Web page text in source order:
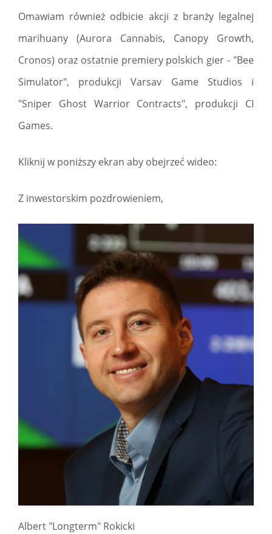
Omawiam również odbicie akcji z branży legalnej
marihuany (Aurora Cannabis, Canopy Growth,
Cronos) oraz ostatnie premiery polskich gier - "Bee
Simulator", produkcji Varsav Game Studios i
"Sniper Ghost Warrior Contracts", produkcji CI
Games.
Kliknij w poniższy ekran aby obejrzeć wideo:
Z inwestorskim pozdrowieniem,
Albert "Longterm" Rokicki